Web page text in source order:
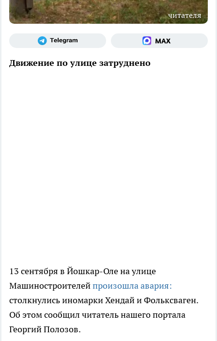
читателя
Движение по улице затруднено
13 сентября в Йошкар-Оле на улице
Машиностроителейпроизошла авария:
столкнулись иномарки Хендай и Фольксваген.
Об этом сообщил читатель нашего портала
Георгий Полозов.